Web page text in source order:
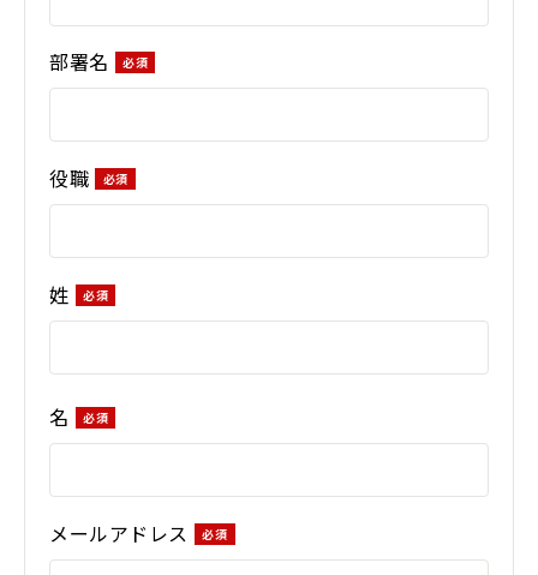
部署名
役職
姓
名
メールアドレス